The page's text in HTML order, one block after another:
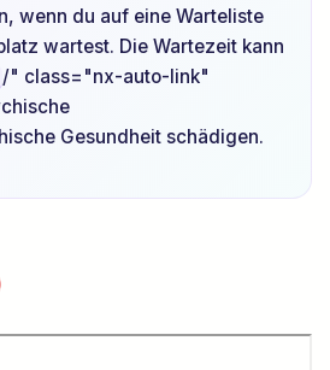
wenn du auf eine Warteliste
wartest. Die Wartezeit kann
/" class="nx-auto-link"
Gesundheit schädigen.